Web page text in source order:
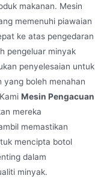
makanan. Mesin
memenuhi piawaian
ke atas pengedaran
pengeluar minyak
penyelesaian untuk
yang boleh menahan
Mesin Pengacuan
mereka
memastikan
mencipta botol
dalam
minyak.